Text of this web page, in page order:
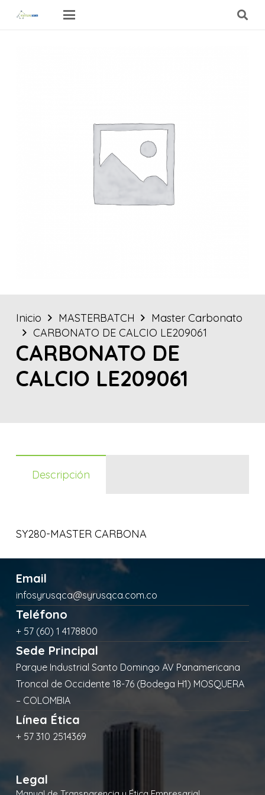
Inicio MASTERBATCH
Master Carbonato
CARBONATO DE CALCIO LE209061
CARBONATO DE
CALCIO LE209061
Descripción
SY280-MASTER CARBONA
Email
infosyrusqca@syrusqca.com.co
Teléfono
+ 57 (60) 1 4178800
Sede Principal
Parque Industrial Santo Domingo AV Panamericana
Troncal de Occidente 18-76 (Bodega H1) MOSQUERA
– COLOMBIA
Línea Ética
+ 57 310 2514369
Legal